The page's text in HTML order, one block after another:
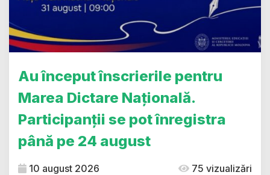
Au început înscrierile pentru
Marea Dictare Națională.
Participanții se pot înregistra
până pe 24 august
10 august 2026 75 vizualizări